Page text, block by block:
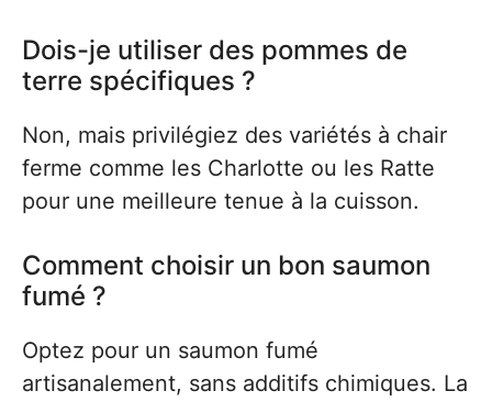
Dois-je utiliser des pommes de
terre spécifiques ?
Non, mais privilégiez des variétés à chair
ferme comme les Charlotte ou les Ratte
pour une meilleure tenue à la cuisson.
Comment choisir un bon saumon
fumé ?
Optez pour un saumon fumé
artisanalement, sans additifs chimiques. La